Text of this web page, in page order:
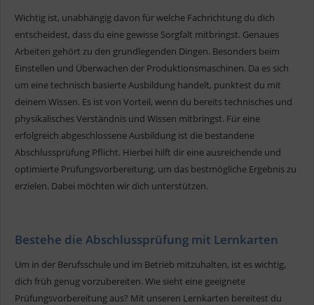
Wichtig ist, unabhängig davon für welche Fachrichtung du dich
entscheidest, dass du eine gewisse Sorgfalt mitbringst. Genaues
Arbeiten gehört zu den grundlegenden Dingen. Besonders beim
Einstellen und Überwachen der Produktionsmaschinen. Da es sich
um eine technisch basierte Ausbildung handelt, punktest du mit
deinem Wissen. Es ist von Vorteil, wenn du bereits technisches und
physikalisches Verständnis und Wissen mitbringst. Für eine
erfolgreich abgeschlossene Ausbildung ist die bestandene
Abschlussprüfung Pflicht. Hierbei hilft dir eine ausreichende und
optimierte Prüfungsvorbereitung, um das bestmögliche Ergebnis zu
erzielen. Dabei möchten wir dich unterstützen.
Bestehe die Abschlussprüfung mit Lernkarten
Um in der Berufsschule und im Betrieb mitzuhalten, ist es wichtig,
dich früh genug vorzubereiten. Wie sieht eine geeignete
Prüfungsvorbereitung aus? Mit unseren Lernkarten bereitest du